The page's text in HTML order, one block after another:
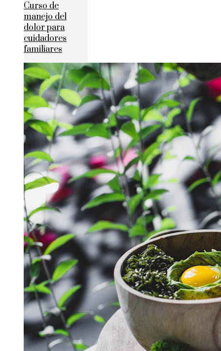
Curso de
manejo del
dolor para
cuidadores
familiares